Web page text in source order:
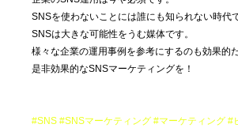
SNSを使わないことには誰にも知られない時代
SNSは大きな可能性をうむ媒体です。
様々な企業の運用事例を参考にするのも効果的
是非効果的なSNSマーケティングを！
#SNS #SNSマーケティング #マーケティング #